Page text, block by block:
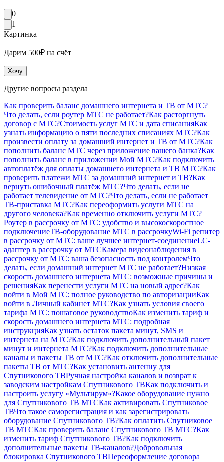
0
1
Картинка
Дарим 500₽ на счёт
Хочу
Другие вопросы раздела
Как проверить баланс домашнего интернета и ТВ от МТС?
Что делать, если роутер МТС не работает?Как расторгнуть
договор с МТС?Стоимость услуг МТС и дата списанияКак
узнать информацию о пяти последних списаниях МТС?Как
произвести оплату за домашний интернет и ТВ от МТС?Как
пополнить баланс МТС через приложение вашего банка?Как
пополнить баланс в приложении Мой МТС?Как подключить
автоплатёж для оплаты домашнего интернета и ТВ МТС?Как
проверить платежи МТС за домашний интернет и ТВ?Как
вернуть ошибочный платёж МТС?Что делать, если не
работает телевидение от МТС?Что делать, если не работает
ТВ-приставка МТС?Как переоформить услуги МТС на
другого человека?Как временно отключить услуги МТС?
Роутер в рассрочку от МТС: удобство и высокоскоростное
подключениеТВ-оборудование МТС в рассрочкуWi-Fi репитер
в рассрочку от МТС: ваше лучшее интернет-соединениеLC-
адаптер в рассрочку от МТСКамера видеонаблюдения в
рассрочку от МТС: ваша безопасность под контролемЧто
делать, если домашний интернет МТС не работает?Низкая
скорость домашнего интернета МТС: возможные причины и
решенияКак перенести услуги МТС на новый адрес?Как
войти в Мой МТС: полное руководство по авторизацииКак
войти в Личный кабинет МТС?Как узнать условия своего
тарифа МТС: пошаговое руководствоКак изменить тариф и
скорость домашнего интернета МТС: подробная
инструкцияКак узнать остаток пакета минут, SMS и
интернета на МТС?Как подключить дополнительный пакет
минут и интернета МТС?Как подключить дополнительные
каналы и пакеты ТВ от МТС?Как отключить дополнительные
пакеты ТВ от МТС?Как установить антенну для
Спутникового ТВРучная настройка каналов и возврат к
заводским настройкам Спутникового ТВКак подключить и
настроить услугу «Мультирум»?Какое оборудование нужно
для Спутникового ТВ МТСКак активировать Спутниковое
ТВЧто такое саморегистрация и как зарегистрировать
оборудование Спутникового ТВ?Как оплатить Спутниковое
ТВ МТСКак проверить баланс Спутникового ТВ МТС?Как
изменить тариф Спутникового ТВ?Как подключить
дополнительные пакеты ТВ-каналов?Добровольная
блокировка Спутникового ТВПереоформление договора